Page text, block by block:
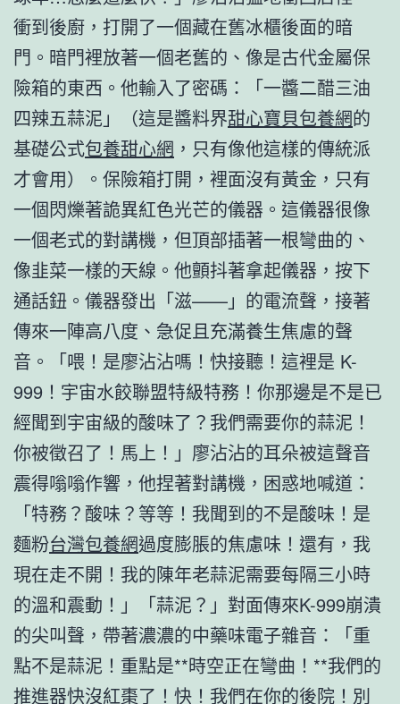
衝到後廚，打開了一個藏在舊冰櫃後面的暗
門。暗門裡放著一個老舊的、像是古代金屬保
險箱的東西。他輸入了密碼：「一醬二醋三油
四辣五蒜泥」（這是醬料界甜心寶貝包養網的
基礎公式包養甜心網 ，只有像他這樣的傳統派
才會用）。保險箱打開，裡面沒有黃金，只有
一個閃爍著詭異紅色光芒的儀器。這儀器很像
一個老式的對講機，但頂部插著一根彎曲的、
像韭菜一樣的天線。他顫抖著拿起儀器，按下
通話鈕。儀器發出「滋——」的電流聲，接著
傳來一陣高八度、急促且充滿養生焦慮的聲
音。「喂！是廖沾沾嗎！快接聽！這裡是 K-
999！宇宙水餃聯盟特級特務！你那邊是不是已
經聞到宇宙級的酸味了？我們需要你的蒜泥！
你被徵召了！馬上！」廖沾沾的耳朵被這聲音
震得嗡嗡作響，他捏著對講機，困惑地喊道：
「特務？酸味？等等！我聞到的不是酸味！是
麵粉台灣包養網過度膨脹的焦慮味！還有，我
現在走不開！我的陳年老蒜泥需要每隔三小時
的溫和震動！」「蒜泥？」對面傳來K-999崩潰
的尖叫聲，帶著濃濃的中藥味電子雜音：「重
點不是蒜泥！重點是**時空正在彎曲！**我們的
推進器快沒紅棗了！快！我們在你的後院！別